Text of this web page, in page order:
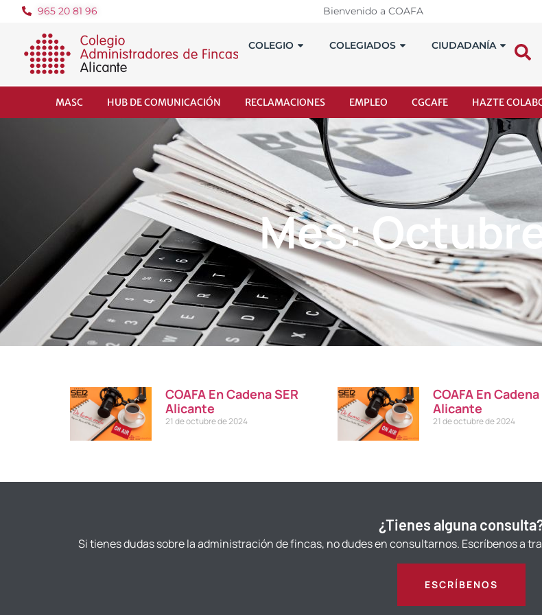
965 20 81 96 Bienvenido a COAFA
COLEGIO COLEGIADOS CIUDADANÍA
MASC HUB DE COMUNICACIÓN RECLAMACIONES EMPLEO CGCAFE HAZTE
Mes:
COAFA En Cadena SER
Alicante
21 de octubre de 2024
COAFA En Cadena
Alicante
21 de octubre de 2024
¿Tienes alguna
Si tienes dudas sobre la administración de fincas, no dudes en consultarnos. Escríbenos a
ESCRÍBENOS